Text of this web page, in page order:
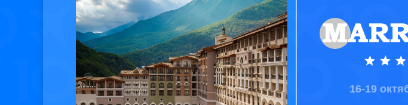
16-19